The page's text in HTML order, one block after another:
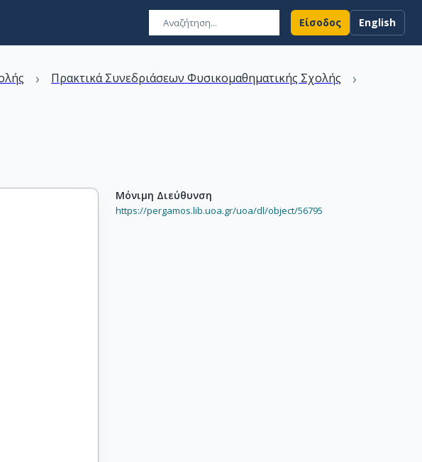
Είσοδος English
› Πρακτικά Συνεδριάσεων Φυσικομαθηματικής Σχολής ›
Μόνιμη Διεύθυνση
https://pergamos.lib.uoa.gr/uoa/dl/object/56795